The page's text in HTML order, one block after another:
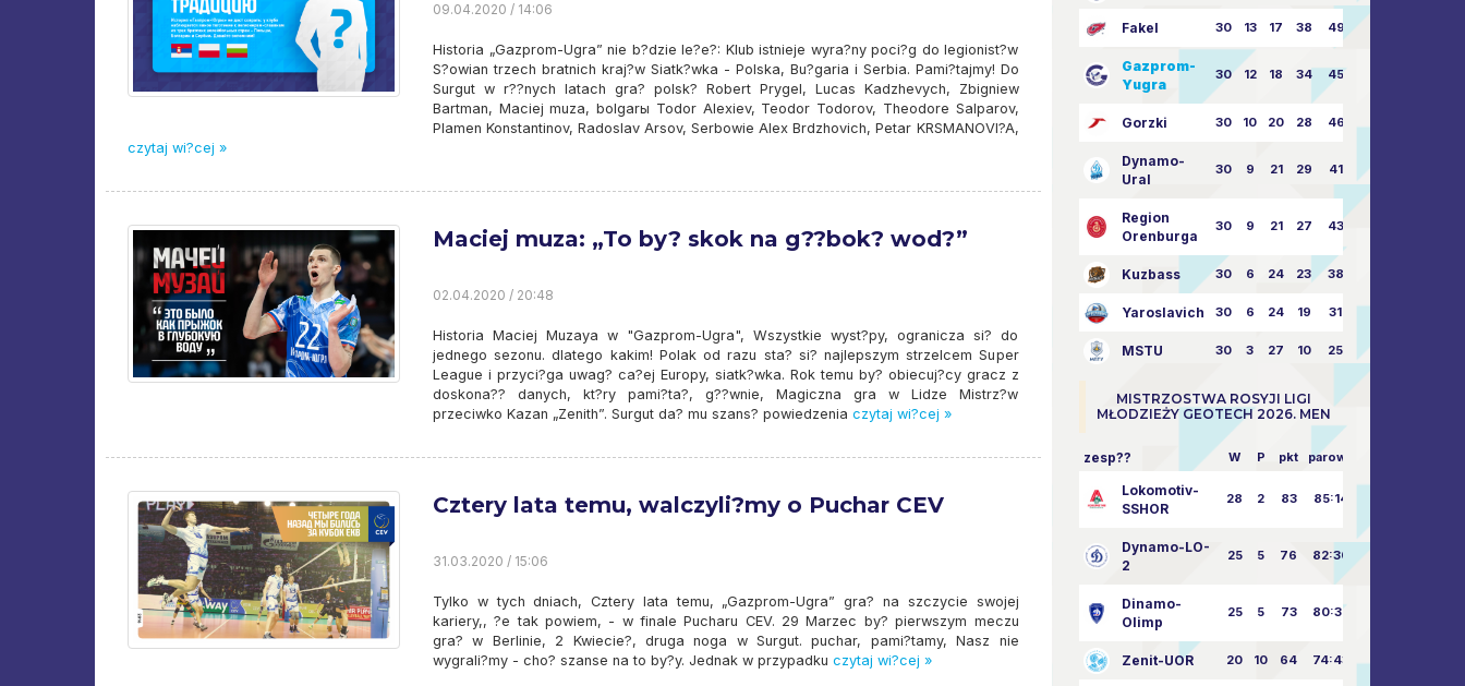
09.04.2020 / 14:06
Historia „Gazprom-Ugra” nie b?dzie le?e?: Klub istnieje wyra?ny poci?g do legionist?w
S?owian trzech bratnich kraj?w Siatk?wka - Polska, Bu?garia i Serbia. Pami?tajmy! Do
Surgut w r??nych latach gra? polsk? Robert Prygel, Lucas Kadzhevych, Zbigniew
Bartman, Maciej muza, bolgarы Todor Alexiev, Teodor Todorov, Theodore Salparov,
Plamen Konstantinov, Radoslav Arsov, Serbowie Alex Brdzhovich, Petar KRSMANOVI?A,
czytaj wi?cej »
Maciej muza: „To by? skok na g??bok? wod?”
02.04.2020 / 20:48
Historia Maciej Muzaya w "Gazprom-Ugra", Wszystkie wyst?py, ogranicza si? do
jednego sezonu. dlatego kakim! Polak od razu sta? si? najlepszym strzelcem Super
League i przyci?ga uwag? ca?ej Europy, siatk?wka. Rok temu by? obiecuj?cy gracz z
doskona?? danych, kt?ry pami?ta?, g??wnie, Magiczna gra w Lidze Mistrz?w
przeciwko Kazan „Zenith”. Surgut da? mu szans? powiedzenia czytaj wi?cej »
Cztery lata temu, walczyli?my o Puchar CEV
31.03.2020 / 15:06
Tylko w tych dniach, Cztery lata temu, „Gazprom-Ugra” gra? na szczycie swojej
kariery,, ?e tak powiem, - w finale Pucharu CEV. 29 Marzec by? pierwszym meczu
gra? w Berlinie, 2 Kwiecie?, druga noga w Surgut. puchar, pami?tamy, Nasz nie
wygrali?my - cho? szanse na to by?y. Jednak w przypadku czytaj wi?cej »
Fakel 30 13 17 38 49:62
Gazprom-
Yugra
30 12 18 34 45:63
Gorzki 30 10 20 28 46:73
Dynamo-
Ural
30 9 21 29 41:70
Region
Orenburga
30 9 21 27 43:73
Kuzbass 30 6 24 23 38:76
Yaroslavich 30 6 24 19 31:80
MSTU 30 3 27 10 25:87
MISTRZOSTWA ROSYJI LIGI
MŁODZIEŻY GEOTECH 2026. MEN
zesp?? W P pkt parowy
Lokomotiv-
SSHOR
28 2 83 85:14
Dynamo-LO-
2
25 5 76 82:30
Dinamo-
Olimp
25 5 73 80:32
Zenit-UOR 20 10 64 74:43